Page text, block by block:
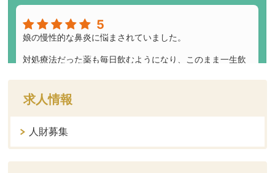
求人情報
人財募集